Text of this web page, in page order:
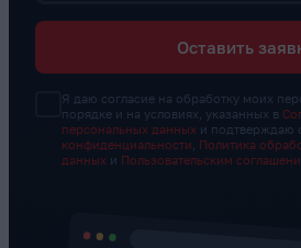
Оставить
Я даю согласие на обработку моих
порядке и на условиях, указанных в
персональных данных и подтверждаю
конфиденциальности
Политика
данных и Пользовательским